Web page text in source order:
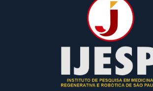
Artrose no Joelho Tratamento
Celulas Tronco Joelho
Celula Tronco Esporte
Cirurgia Artroplastia de Joelho
Cirurgia Artroplastia Joelho
Cirurgia Artrose Joelho Preço
Cirurgia de Artroscopia no Joelho
Cirurgia de Cartilagem do Joelho